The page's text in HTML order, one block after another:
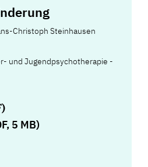
Christoph Steinhausen
und Jugendpsychotherapie -
5 MB)